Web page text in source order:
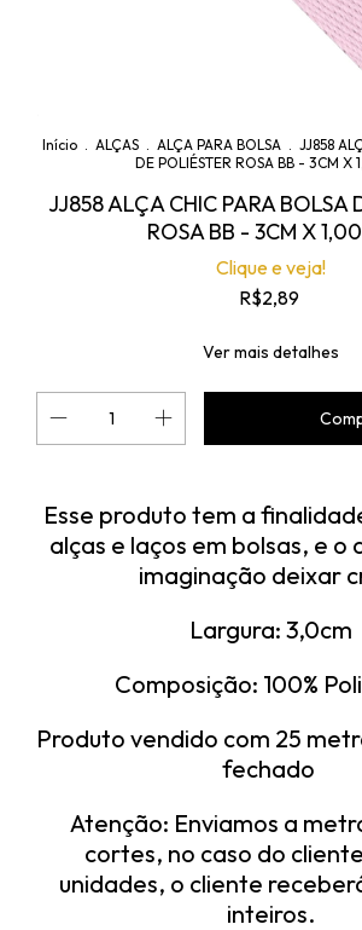
Início . ALÇAS . ALÇA PARA BOLSA . JJ858
DE POLIÉSTER ROSA BB - 3CM X
JJ858 ALÇA CHIC PARA BOLSA
ROSA BB - 3CM X
Clique e veja!
R$2,89
Ver mais detalhes
Esse produto tem a
alças e laços em bolsas, e o
imaginação deixar
Largura: 3,0cm
Composição: 100%
Produto vendido com 25
fechado
Atenção: Enviamos a
cortes, no caso do
unidades, o cliente
inteiros.